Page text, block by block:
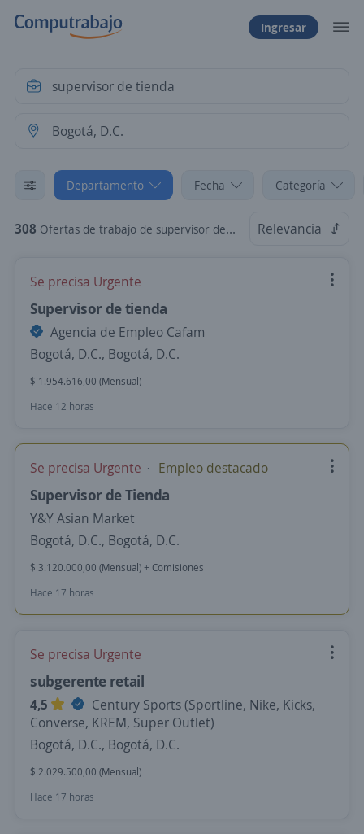
Ingresar
Departamento Fecha Categoría
308 Ofertas de trabajo de supervisor de tienda en Bogotá, D.C. Relevancia
Se precisa Urgente
Supervisor de tienda
Agencia de Empleo Cafam
Bogotá, D.C., Bogotá, D.C.
$ 1.954.616,00 (Mensual)
Hace 12 horas
Se precisa Urgente Empleo destacado
Supervisor de Tienda
Y&Y Asian Market
Bogotá, D.C., Bogotá, D.C.
$ 3.120.000,00 (Mensual) + Comisiones
Hace 17 horas
Se precisa Urgente
subgerente retail
4,5
Century Sports (Sportline, Nike, Kicks,
Converse, KREM, Super Outlet)
Bogotá, D.C., Bogotá, D.C.
$ 2.029.500,00 (Mensual)
Hace 17 horas